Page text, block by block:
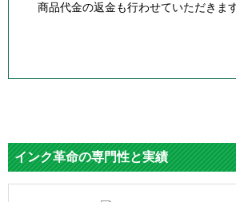
商品代金の返金も行わせていただきます
インク革命の専門性と実績